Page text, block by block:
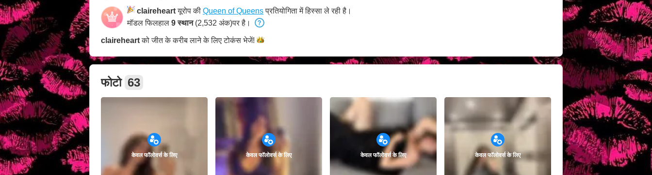
claireheartयूरोप की Queen of Queensप्रतियोगिता में हिस्सा ले रही है।
मॉडल फिलहाल 9 स्थान(2,532 अंक)पर है।
claireheartको जीत के करीब लाने के लिए टोकंस भेजें!
फोटो 63
केवल फॉलोवर्स के लिए केवल फॉलोवर्स के लिए केवल फॉलोवर्स के लिए केवल फॉलोवर्स के लिए